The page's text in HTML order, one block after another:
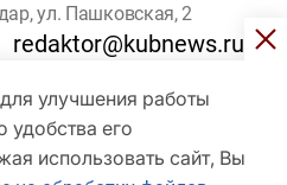
улучшения работы
удобства его
использовать сайт, Вы
ул. Пашковская, 2
redaktor@kubnews.ru
старше 16 лет
Новости, 2017